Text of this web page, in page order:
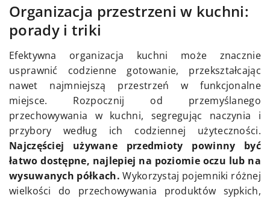
Organizacja przestrzeni w kuchni:
porady i triki
Efektywna organizacja kuchni może znacznie
usprawnić codzienne gotowanie, przekształcając
nawet najmniejszą przestrzeń w funkcjonalne
miejsce. Rozpocznij od przemyślanego
przechowywania w kuchni, segregując naczynia i
przybory według ich codziennej użyteczności.
Najczęściej używane przedmioty powinny być
łatwo dostępne, najlepiej na poziomie oczu lub na
wysuwanych półkach. Wykorzystaj pojemniki różnej
wielkości do przechowywania produktów sypkich,